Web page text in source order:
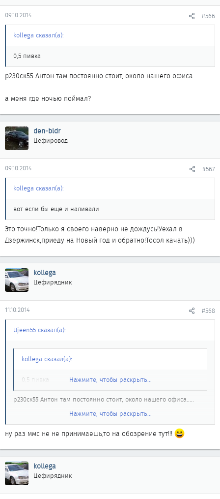
09.10.2014 #566
kollega сказал(а):
0,5 пивка
р230ск55 Антон там постоянно стоит, около нашего офиса.....
а меня где ночью поймал?
den-bldr
Цефировод
09.10.2014 #567
kollega сказал(а):
вот если бы еще и наливали
Это точно!Только я своего наверно не дождусь!Уехал в
Дзержинск,приеду на Новый год и обратно!Тосол качать)))
kollega
Цефирядник
11.10.2014 #568
Ujeen55 сказал(а):
kollega сказал(а):
0,5 пивка Нажмите, чтобы раскрыть...
р230ск55 Антон там постоянно стоит, около нашего офиса.....
Нажмите, чтобы раскрыть...
ну раз ммс не не принимаешь,то на обозрение тут!!!
kollega
Цефирядник